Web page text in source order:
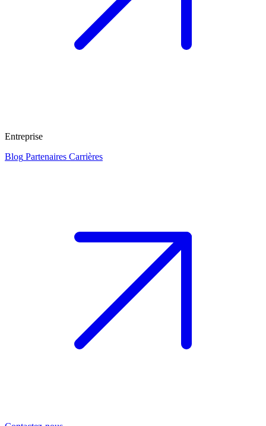
Entreprise
Blog Partenaires Carrières